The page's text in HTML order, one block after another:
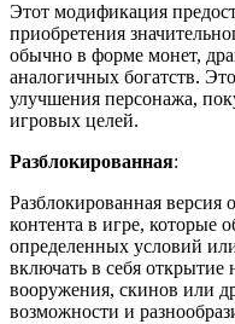
Этот модификация
приобретения
обычно в форме монет,
аналогичных богатств.
улучшения персонажа,
игровых целей.
Разблокированная:
Разблокированная версия
контента в игре, которые
определенных условий
включать в себя
вооружения, скинов или
возможности и